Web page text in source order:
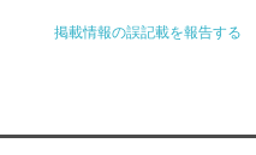
掲載情報の誤記載を報告する